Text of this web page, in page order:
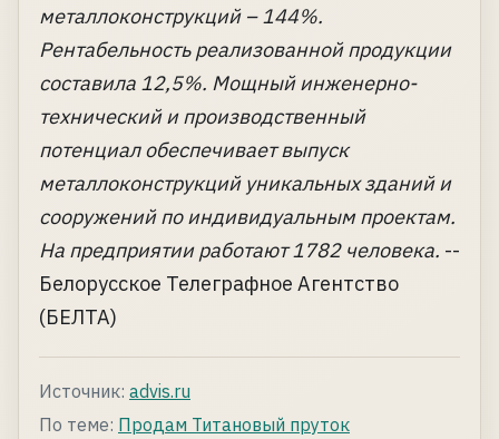
металлоконструкций – 144%.
Рентабельность реализованной продукции
составила 12,5%. Мощный инженерно-
технический и производственный
потенциал обеспечивает выпуск
металлоконструкций уникальных зданий и
сооружений по индивидуальным проектам.
На предприятии работают 1782 человека. --
Белорусское Телеграфное Агентство
(БЕЛТА)
Источник: advis.ru
По теме: Продам Титановый пруток